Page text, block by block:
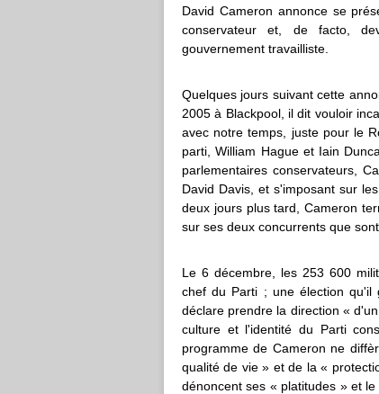
David Cameron annonce se
conservateur et, de facto,
gouvernement travailliste.
Quelques jours suivant cette
2005 à Blackpool, il dit vouloir
avec notre temps, juste pour le
parti, William Hague et Iain
parlementaires conservateurs,
David Davis, et s'imposant sur
deux jours plus tard, Cameron
sur ses deux concurrents que
Le 6 décembre, les 253 600
chef du Parti ; une élection
déclare prendre la direction «
culture et l'identité du Parti
programme de Cameron ne
qualité de vie » et de la «
dénoncent ses « platitudes » et